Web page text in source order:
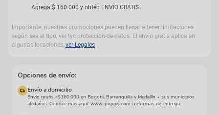
Agrega $ 160.000 y obtén ENVÍO GRATIS
Importante: nuestras promociones pueden llegar a tener limitaciones
según sea el tipo, ver tyc proteccion-de-datos. El envío gratis aplica en
algunas locaciones, ver Legales
Opciones de envío:
Envío a domicilio
Envío gratis >$160.000 en Bogotá, Barranquilla y Medellín + sus municipios
aledaños. Conoce más aquí: www. puppis.com.co/formas-de-entrega.